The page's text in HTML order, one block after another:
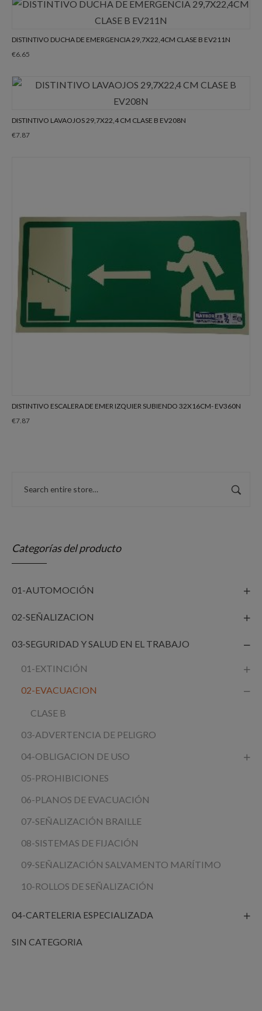
Categorías del producto
01-AUTOMOCIÓN
02-SEÑALIZACION
03-SEGURIDAD Y SALUD EN EL TRABAJO
01-EXTINCIÓN
02-EVACUACION
CLASE B
03-ADVERTENCIA DE PELIGRO
04-OBLIGACION DE USO
05-PROHIBICIONES
06-PLANOS DE EVACUACIÓN
07-SEÑALIZACIÓN BRAILLE
08-SISTEMAS DE FIJACIÓN
09-SEÑALIZACIÓN SALVAMENTO MARÍTIMO
10-ROLLOS DE SEÑALIZACIÓN
04-CARTELERIA ESPECIALIZADA
SIN CATEGORIA
DISTINTIVO DUCHA DE EMERGENCIA 29,7X22,4CM CLASE B EV211N
€6.65
DISTINTIVO LAVAOJOS 29,7X22,4 CM CLASE B EV208N
€7.87
DISTINTIVO ESCALERA DE EMER IZQUIER SUBIENDO 32X16CM- EV360N
€7.87